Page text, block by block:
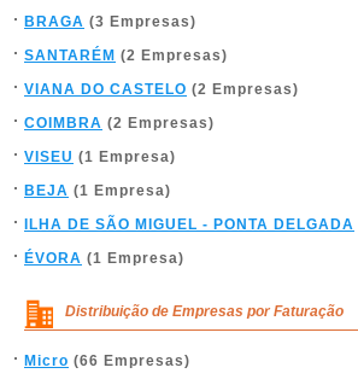
BRAGA (3 Empresas)
SANTARÉM (2 Empresas)
VIANA DO CASTELO (2 Empresas)
COIMBRA (2 Empresas)
VISEU (1 Empresa)
BEJA (1 Empresa)
ILHA DE SÃO MIGUEL - PONTA DELGADA
ÉVORA (1 Empresa)
Distribuição de Empresas por Faturação
Micro (66 Empresas)